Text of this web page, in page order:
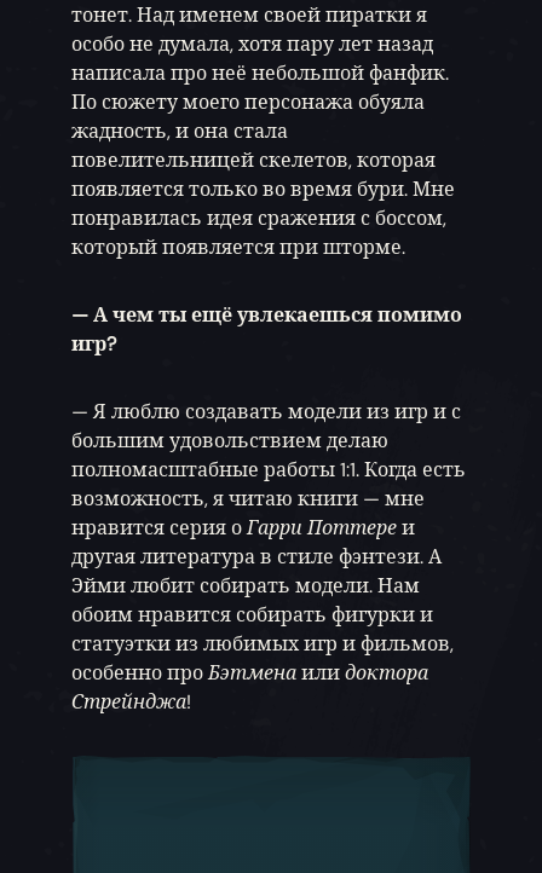
тонет. Над именем своей пиратки я
особо не думала, хотя пару лет назад
написала про неё небольшой фанфик.
По сюжету моего персонажа обуяла
жадность, и она стала
повелительницей скелетов, которая
появляется только во время бури. Мне
понравилась идея сражения с боссом,
который появляется при шторме.
— А чем ты ещё увлекаешься помимо
игр?
— Я люблю создавать модели из игр и с
большим удовольствием делаю
полномасштабные работы 1:1. Когда есть
возможность, я читаю книги — мне
нравится серия оГарри Поттереи
другая литература в стиле фэнтези. А
Эйми любит собирать модели. Нам
обоим нравится собирать фигурки и
статуэтки из любимых игр и фильмов,
особенно проБэтменаилидоктора
Стрейнджа!